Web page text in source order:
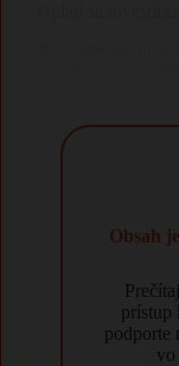
administratívne
Obsah
prístup
podporte
vo